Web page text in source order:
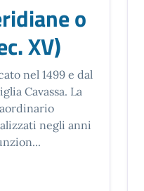
o
XV)
nel 1499 e dal
Cavassa. La
negli anni
CASA PIANO (SEC. XV)